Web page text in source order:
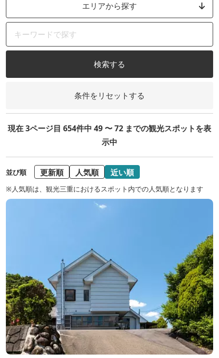
エリアから探す
検索する
条件をリセットする
現在 3ページ目 654件中 49 〜 72 までの観光スポットを表
示中
並び順 更新順 人気順 近い順
※人気順は、観光三重におけるスポット内での人気順となります